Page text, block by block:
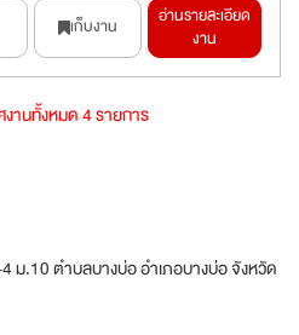
เก็บงาน
อ่านรายละเอียด
งาน
านทั้งหมด 4 รายการ
ม.10 ตำบลบางบ่อ อำเภอบางบ่อ จังหวัด